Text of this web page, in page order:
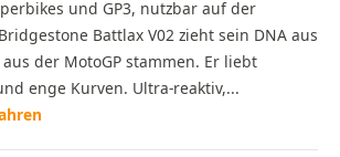
und GP3, nutzbar auf der
Battlax V02 zieht sein DNA aus
der MotoGP stammen. Er liebt
enge Kurven. Ultra-reaktiv,...